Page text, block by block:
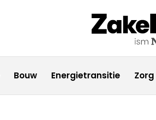
Bouw Energietransitie Zorg